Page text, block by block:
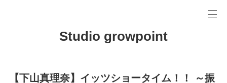
Studio growpoint
【下山真理奈】イッツショータイム！！ ～振